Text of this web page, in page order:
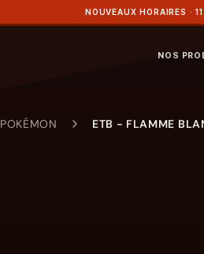
NOUVEAUX HORAIRES ·
NOS
POKÉMON ETB - FLAMME